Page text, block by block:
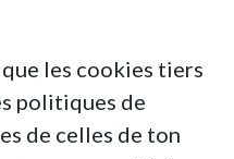
les cookies tiers
politiques de
de celles de ton